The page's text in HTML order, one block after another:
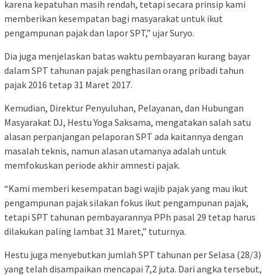
karena kepatuhan masih rendah, tetapi secara prinsip kami
memberikan kesempatan bagi masyarakat untuk ikut
pengampunan pajak dan lapor SPT,” ujar Suryo.
Dia juga menjelaskan batas waktu pembayaran kurang bayar
dalam SPT tahunan pajak penghasilan orang pribadi tahun
pajak 2016 tetap 31 Maret 2017.
Kemudian, Direktur Penyuluhan, Pelayanan, dan Hubungan
Masyarakat DJ, Hestu Yoga Saksama, mengatakan salah satu
alasan perpanjangan pelaporan SPT ada kaitannya dengan
masalah teknis, namun alasan utamanya adalah untuk
memfokuskan periode akhir amnesti pajak.
“Kami memberi kesempatan bagi wajib pajak yang mau ikut
pengampunan pajak silakan fokus ikut pengampunan pajak,
tetapi SPT tahunan pembayarannya PPh pasal 29 tetap harus
dilakukan paling lambat 31 Maret,” tuturnya.
Hestu juga menyebutkan jumlah SPT tahunan per Selasa (28/3)
yang telah disampaikan mencapai 7,2 juta. Dari angka tersebut,